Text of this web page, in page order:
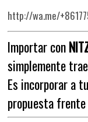
http://wa.me/
Importar con
simplemente
Es incorporar a
propuesta